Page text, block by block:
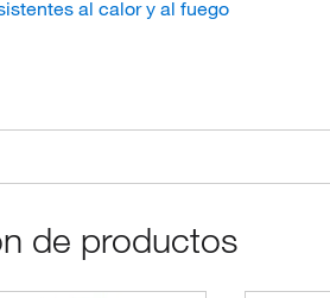
al calor y al fuego
de productos